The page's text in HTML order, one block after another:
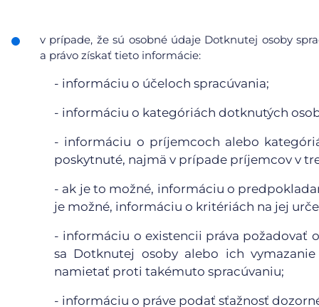
v prípade, že sú osobné údaje Dotknutej osoby
a právo získať tieto informácie:
- informáciu o účeloch spracúvania;
- informáciu o kategóriách dotknutých
- informáciu o príjemcoch alebo
poskytnuté, najmä v prípade príjemcov v
- ak je to možné, informáciu o
je možné, informáciu o kritériách na jej
- informáciu o existencii práva požadovať
sa Dotknutej osoby alebo ich
namietať proti takémuto spracúvaniu;
- informáciu o práve podať sťažnosť